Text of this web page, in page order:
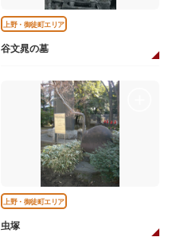
上野・御徒町エリア
谷文晁の墓
上野・御徒町エリア
虫塚